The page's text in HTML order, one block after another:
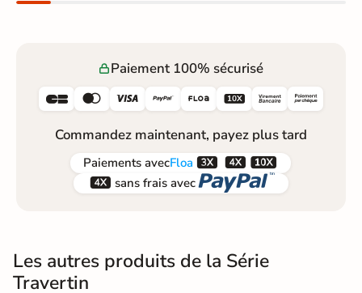
Paiement 100% sécurisé
     
Commandez maintenant, payez plus tard
Paiements avecFloa  
 sans frais avec 
Les autres produits de la Série
Travertin